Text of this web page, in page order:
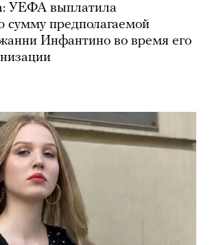
УЕФА выплатила
сумму предполагаемой
Инфантино во время его